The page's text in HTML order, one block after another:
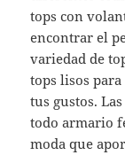
tops con
encontrar el
variedad de
tops lisos
tus gustos.
todo armario
moda que